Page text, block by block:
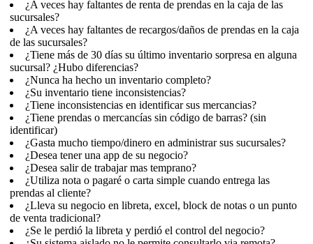
¿A veces hay faltantes de renta de prendas en la caja de las
sucursales?
¿A veces hay faltantes de recargos/daños de prendas en la caja
de las sucursales?
¿Tiene más de 30 días su último inventario sorpresa en alguna
sucursal? ¿Hubo diferencias?
¿Nunca ha hecho un inventario completo?
¿Su inventario tiene inconsistencias?
¿Tiene inconsistencias en identificar sus mercancias?
¿Tiene prendas o mercancías sin código de barras? (sin
identificar)
¿Gasta mucho tiempo/dinero en administrar sus sucursales?
¿Desea tener una app de su negocio?
¿Desea salir de trabajar mas temprano?
¿Utiliza nota o pagaré o carta simple cuando entrega las
prendas al cliente?
¿Lleva su negocio en libreta, excel, block de notas o un punto
de venta tradicional?
¿Se le perdió la libreta y perdió el control del negocio?